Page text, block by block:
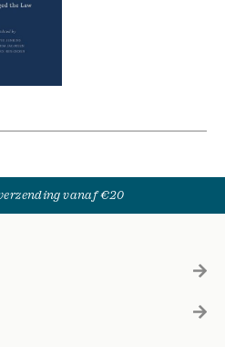
vanaf €20